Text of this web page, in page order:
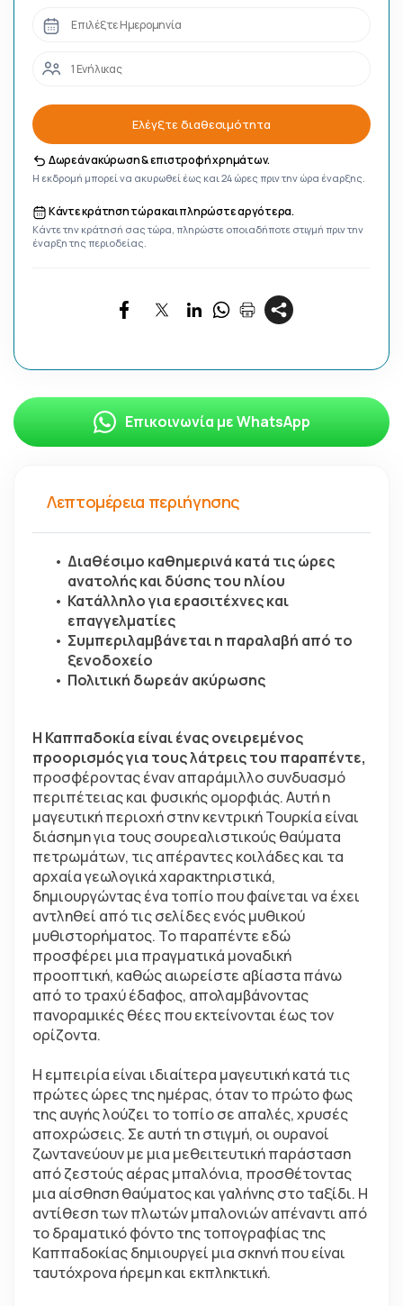
Λεπτομέρεια περιήγησης
Διαθέσιμο καθημερινά κατά τις ώρες
ανατολής και δύσης του ηλίου
Κατάλληλο για ερασιτέχνες και
επαγγελματίες
Συμπεριλαμβάνεται η παραλαβή από το
ξενοδοχείο
Πολιτική δωρεάν ακύρωσης
Η Καππαδοκία είναι ένας ονειρεμένος
προορισμός για τους λάτρεις του παραπέντε,
προσφέροντας έναν απαράμιλλο συνδυασμό
περιπέτειας και φυσικής ομορφιάς. Αυτή η
μαγευτική περιοχή στην κεντρική Τουρκία είναι
διάσημη για τους σουρεαλιστικούς θαύματα
πετρωμάτων, τις απέραντες κοιλάδες και τα
αρχαία γεωλογικά χαρακτηριστικά,
δημιουργώντας ένα τοπίο που φαίνεται να έχει
αντληθεί από τις σελίδες ενός μυθικού
μυθιστορήματος. Το παραπέντε εδώ
προσφέρει μια πραγματικά μοναδική
προοπτική, καθώς αιωρείστε αβίαστα πάνω
από το τραχύ έδαφος, απολαμβάνοντας
πανοραμικές θέες που εκτείνονται έως τον
ορίζοντα.
Η εμπειρία είναι ιδιαίτερα μαγευτική κατά τις
πρώτες ώρες της ημέρας, όταν το πρώτο φως
της αυγής λούζει το τοπίο σε απαλές, χρυσές
αποχρώσεις. Σε αυτή τη στιγμή, οι ουρανοί
ζωντανεύουν με μια μεθειτευτική παράσταση
από ζεστούς αέρας μπαλόνια, προσθέτοντας
μια αίσθηση θαύματος και γαλήνης στο ταξίδι. Η
αντίθεση των πλωτών μπαλονιών απέναντι από
το δραματικό φόντο της τοπογραφίας της
Καππαδοκίας δημιουργεί μια σκηνή που είναι
ταυτόχρονα ήρεμη και εκπληκτική.
Επιλέξτε Ημερομηνία
1 Ενήλικας
Ελέγξτε διαθεσιμότητα
Δωρεάν ακύρωση & επιστροφή χρημάτων.
Η εκδρομή μπορεί να ακυρωθεί έως και 24 ώρες πριν την ώρα έναρξης.
Κάντε κράτηση τώρα και πληρώστε αργότερα.
Κάντε την κράτησή σας τώρα, πληρώστε οποιαδήποτε στιγμή πριν την
έναρξη της περιοδείας.
Επικοινωνία με WhatsApp